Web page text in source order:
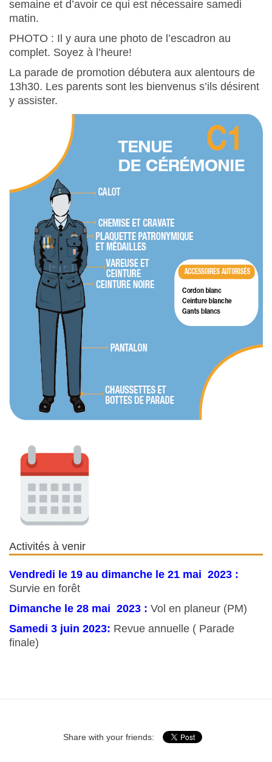
semaine et d’avoir ce qui est nécessaire samedi
matin.
PHOTO : Il y aura une photo de l’escadron au
complet. Soyez à l’heure!
La parade de promotion débutera aux alentours de
13h30. Les parents sont les bienvenus s’ils désirent
y assister.
Activités à venir
Vendredi le 19 au dimanche le 21 mai 2023 :
Survie en forêt
Dimanche le 28 mai 2023 : Vol en planeur (PM)
Samedi 3 juin 2023: Revue annuelle ( Parade
finale)
Share with your friends: